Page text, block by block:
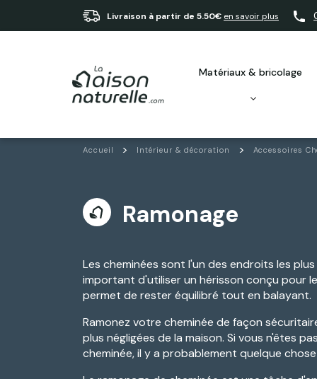
Livraison à partir de 5.50€ en savoir plus
matériaux & bricolage
Accueil Intérieur & décoration Accessoires
Ramonage
Les cheminées sont l'un des endroits les
important d'utiliser un hérisson conçu pour
permet de rester équilibré tout en balayant.
Ramonez votre cheminée de façon
plus négligées de la maison. Si vous n'êtes
cheminée, il y a probablement quelque